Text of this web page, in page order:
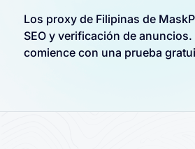
Los proxy de Filipinas de
SEO y verificación de
comience con una prueba